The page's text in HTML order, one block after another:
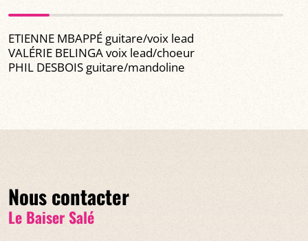
ETIENNE MBAPPÉ guitare/voix lead
VALÉRIE BELINGA voix lead/choeur
PHIL DESBOIS guitare/mandoline
Nous contacter
Le Baiser Salé